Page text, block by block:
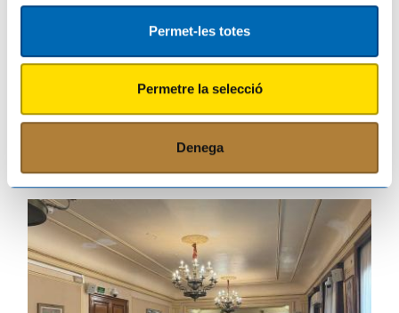
Permet-les totes
Permetre la selecció
Denega
Platges, polígons i campanars: els pobles del Camp i l'Ebre es preparen per a